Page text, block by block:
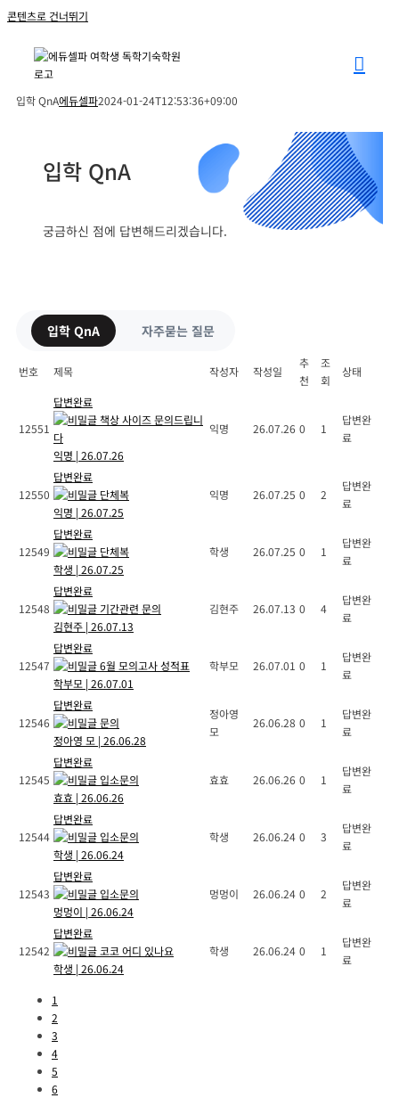
콘텐츠로 건너뛰기
입학 QnA에듀셀파2024-01-24T12:53:36+09:00
입학 QnA
궁금하신 점에 답변해드리겠습니다.
입학 QnA 자주묻는 질문
번호 제목 작성자 작성일
추
천
조
회
상태
12551
답변완료
책상 사이즈 문의드립니
다
익명 | 26.07.26
익명 26.07.26 0 1
답변완
료
12550
답변완료
단체복
익명 | 26.07.25
익명 26.07.25 0 2
답변완
료
12549
답변완료
단체복
학생 | 26.07.25
학생 26.07.25 0 1
답변완
료
12548
답변완료
기간관련 문의
김현주 | 26.07.13
김현주 26.07.13 0 4
답변완
료
12547
답변완료
6월 모의고사 성적표
학부모 | 26.07.01
학부모 26.07.01 0 1
답변완
료
12546
답변완료
문의
정아영 모 | 26.06.28
정아영
모
26.06.28 0 1
답변완
료
12545
답변완료
입소문의
효효 | 26.06.26
효효 26.06.26 0 1
답변완
료
12544
답변완료
입소문의
학생 | 26.06.24
학생 26.06.24 0 3
답변완
료
12543
답변완료
입소문의
멍멍이 | 26.06.24
멍멍이 26.06.24 0 2
답변완
료
12542
답변완료
코코 어디 있나요
학생 | 26.06.24
학생 26.06.24 0 1
답변완
료
1
2
3
4
5
6